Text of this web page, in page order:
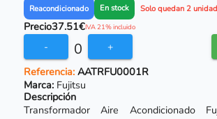
Reacondicionado En stock Solo quedan 2
Precio37.51€IVA 21% incluido
- 0 +
Referencia:AATRFU0001R
Marca: Fujitsu
Descripción
Transformador Aire Acondicionado